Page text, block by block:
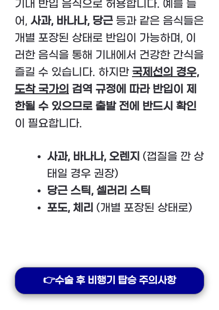
기내 반입 음식으로 허용합니다. 예를 들
어, 사과, 바나나, 당근 등과 같은 음식들은
개별 포장된 상태로 반입이 가능하며, 이
러한 음식을 통해 기내에서 건강한 간식을
즐길 수 있습니다. 하지만 국제선의 경우,
도착 국가의 검역 규정에 따라 반입이 제
한될 수 있으므로 출발 전에 반드시 확인
이 필요합니다.
사과, 바나나, 오렌지 (껍질을 깐 상
태일 경우 권장)
당근 스틱, 셀러리 스틱
포도, 체리 (개별 포장된 상태로)
👉수술 후 비행기 탑승 주의사항